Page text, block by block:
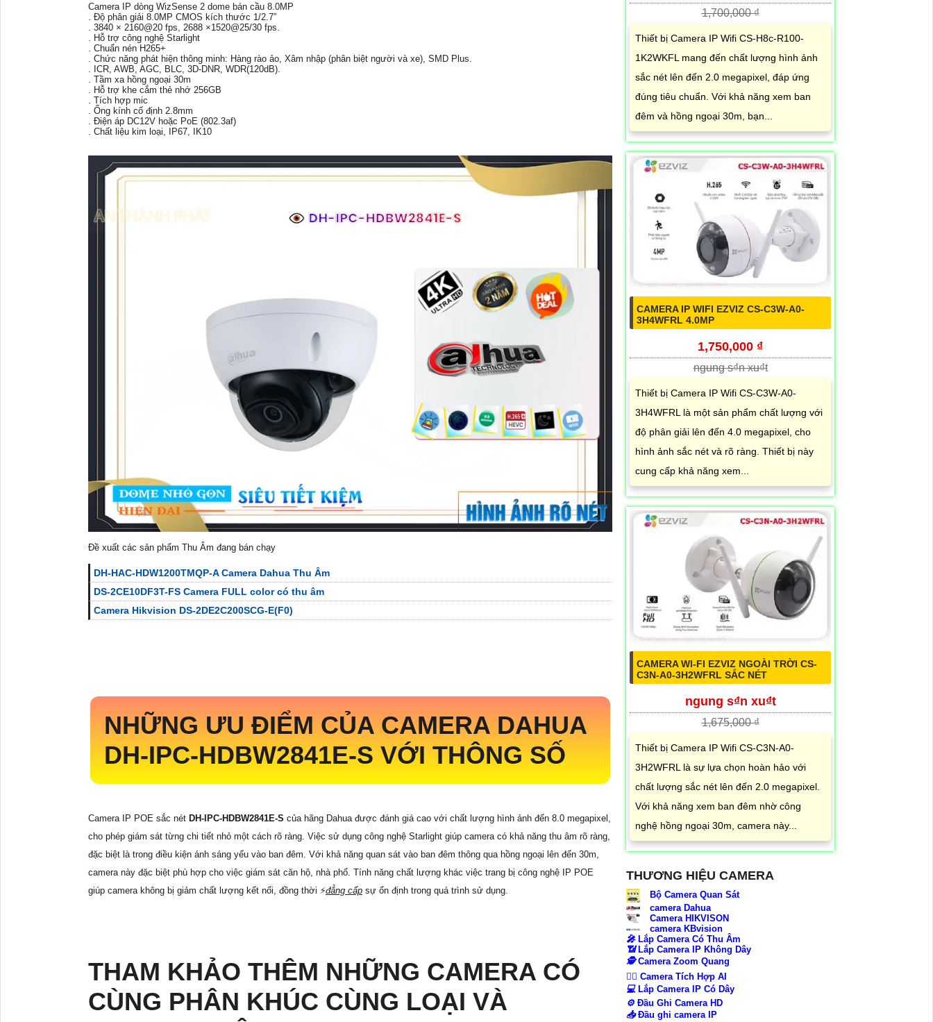
Camera IP dòng WizSense 2 dome bán cầu 8.0MP
. Độ phân giải 8.0MP CMOS kích thước 1/2.7”
. 3840 × 2160@20 fps, 2688 ×1520@25/30 fps.
. Hỗ trợ công nghệ Starlight
. Chuẩn nén H265+
. Chức năng phát hiện thông minh: Hàng rào ảo, Xâm nhập (phân biệt người và xe), SMD Plus.
. ICR, AWB, AGC, BLC, 3D-DNR, WDR(120dB).
. Tầm xa hồng ngoại 30m
. Hỗ trợ khe cắm thẻ nhớ 256GB
. Tích hợp mic
. Ống kính cố định 2.8mm
. Điện áp DC12V hoặc PoE (802.3af)
. Chất liệu kim loại, IP67, IK10
Đề xuất các sản phẩm Thu Âm đang bán chạy
DH-HAC-HDW1200TMQP-A Camera Dahua Thu Âm
DS-2CE10DF3T-FS Camera FULL color có thu âm
Camera Hikvision DS-2DE2C200SCG-E(F0)
NHỮNG ƯU ĐIỂM CỦA CAMERA DAHUA
DH-IPC-HDBW2841E-S VỚI THÔNG SỐ
Camera IP POE sắc nét DH-IPC-HDBW2841E-S của hãng Dahua được đánh giá cao với chất lượng hình ảnh đến 8.0 megapixel,
cho phép giám sát từng chi tiết nhỏ một cách rõ ràng. Việc sử dụng công nghệ Starlight giúp camera có khả năng thu âm rõ ràng,
đặc biệt là trong điều kiện ánh sáng yếu vào ban đêm. Với khả năng quan sát vào ban đêm thông qua hồng ngoại lên đến 30m,
camera này đặc biệt phù hợp cho việc giám sát căn hộ, nhà phố. Tính năng chất lượng khác việc trang bị công nghệ IP POE
giúp camera không bị giảm chất lượng kết nối, đồng thời ️⚡đẳng cấp sự ổn định trong quá trình sử dụng.
THAM KHẢO THÊM NHỮNG CAMERA CÓ
CÙNG PHÂN KHÚC CÙNG LOẠI VÀ
1,700,000 ₫
Thiết bị Camera IP Wifi CS-H8c-R100-
1K2WKFL mang đến chất lượng hình ảnh
sắc nét lên đến 2.0 megapixel, đáp ứng
đúng tiêu chuẩn. Với khả năng xem ban
đêm và hồng ngoại 30m, bạn...
CAMERA IP WIFI EZVIZ CS-C3W-A0-
3H4WFRL 4.0MP
1,750,000 ₫
ngung s₫n xu₫t
Thiết bị Camera IP Wifi CS-C3W-A0-
3H4WFRL là một sản phẩm chất lượng với
độ phân giải lên đến 4.0 megapixel, cho
hình ảnh sắc nét và rõ ràng. Thiết bị này
cung cấp khả năng xem...
CAMERA WI-FI EZVIZ NGOÀI TRỜI CS-
C3N-A0-3H2WFRL SẮC NÉT
ngung s₫n xu₫t
1,675,000 ₫
Thiết bị Camera IP Wifi CS-C3N-A0-
3H2WFRL là sự lựa chọn hoàn hảo với
chất lượng sắc nét lên đến 2.0 megapixel.
Với khả năng xem ban đêm nhờ công
nghệ hồng ngoại 30m, camera này...
THƯƠNG HIỆU CAMERA
Bộ Camera Quan Sát
camera Dahua
Camera HIKVISON
camera KBvision
️🎤️ Lắp Camera Có Thu Âm
📶 Lắp Camera IP Không Dây
🕵️Camera Zoom Quang
🧛‍♀️ Camera Tích Hợp AI
💻Lắp Camera IP Có Dây
⚙️Đầu Ghi Camera HD
📥Đầu ghi camera IP